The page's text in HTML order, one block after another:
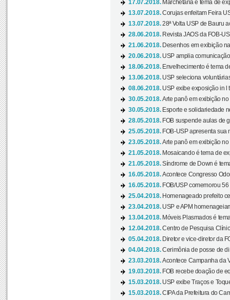
17.07.2018. Marchetaria é tema de
13.07.2018.Corujas enfeitam Feira
13.07.2018.28ª Volta USP de Bauru
28.06.2018. Revista JAOS da FOB-
21.06.2018. Desenhos em exibição
20.06.2018. USP amplia
18.06.2018. Envelhecimento é tema
13.06.2018. USP seleciona
08.06.2018. USP exibe exposição in l
30.05.2018.Arte panô em exibição no
30.05.2018. Esporte e solidariedade
28.05.2018. FOB suspende aulas de
25.05.2018. FOB-USP apresenta sua
23.05.2018.Arte panô em exibição no
21.05.2018. Mosaicando é tema de
21.05.2018.Síndrome de Down é
16.05.2018.Acontece Congresso
16.05.2018. FOB/USP comemorou
25.04.2018. Homenageado prefeito
23.04.2018. USP e APM
13.04.2018. Móveis Plasmados é
12.04.2018.Centro de Pesquisa
05.04.2018. Diretor e vice-diretor da
04.04.2018.Cerimônia de posse de
23.03.2018.Acontece Campanha da
19.03.2018. FOB recebe doação de
15.03.2018. USP exibe Traços e
15.03.2018.CIPA da Prefeitura do